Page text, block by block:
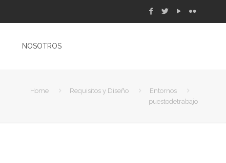
NOSOTROS
Home Requisitos y Diseño
Entornos
puestodetrabajo